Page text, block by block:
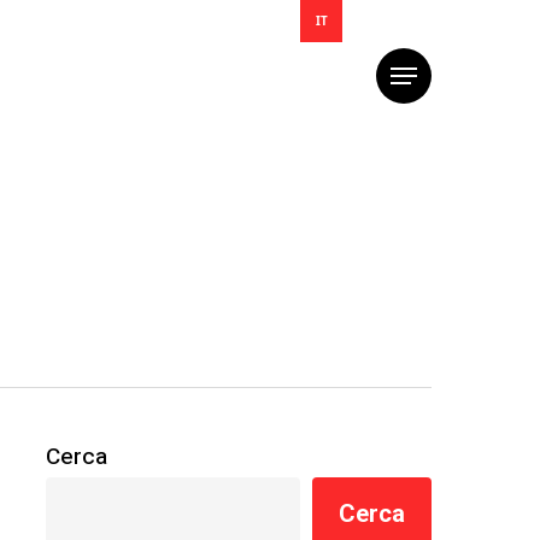
IT
Menu
Cerca
Cerca